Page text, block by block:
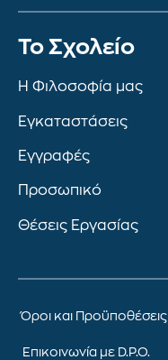
To Σχολείο
Η Φιλοσοφία μας
Εγκαταστάσεις
Εγγραφές
Προσωπικό
Θέσεις Εργασίας
Όροι και Προϋποθέσεις
Επικοινωνία με D.P.O.